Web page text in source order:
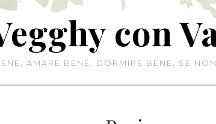
con
AMARE BENE, DORMIRE BENE, SE